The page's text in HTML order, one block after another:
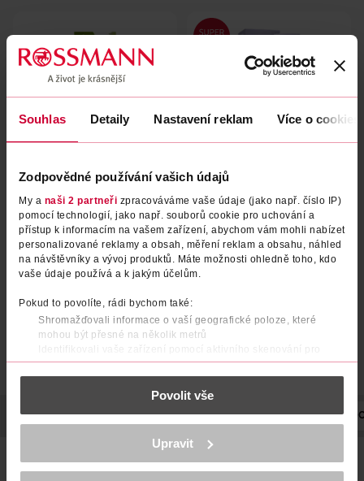
Souhlas Detaily Nastavení reklam Více o cookies
Zodpovědné používání vašich údajů
My a naši 2 partneři zpracováváme vaše údaje (jako např. číslo IP)
pomocí technologií, jako např. souborů cookie pro uchování a
přístup k informacím na vašem zařízení, abychom vám mohli nabízet
personalizované reklamy a obsah, měření reklam a obsahu, náhled
na návštěvníky a vývoj produktů. Máte možnosti ohledně toho, kdo
vaše údaje používá a k jakým účelům.
Pokud to povolíte, rádi bychom také:
Shromažďovali informace o vaší geografické poloze, které
mohou být přesné na několik metrů
Identifikovali vaše zařízení pomocí aktivního skenování pro
konkrétní charakteristiky (otisk prstu)
Zjistěte více o tom, jak zpracováváme vaše osobní údaje, a nastavte
části s podrobnostmi . Svůj souhlas můžete kdykoliv
K provozu stránek, personalizaci obsahu a reklam, funkcí sociálních
médií, analýze návštěvnosti, které mohou nést osobní údaje.
Více najdete vprohlášení o ochraně osobních údajů.
Povolit vše
Upravit
50 ml
249 Kč
Me Up
Dermacol 50 ml
279 Kč
POPIS POUŽITÍ SLOŽENÍ OBJEM NÁZEV VÝROBCE/
vyživovat pleť a zanechá ji jemnou, hladkou a extra pružnou.